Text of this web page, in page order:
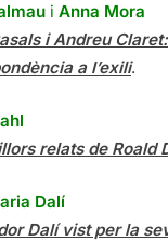
i Anna Mora
i Andreu Claret:
a l’exili.
relats de Roald
Dalí
Dalí vist per la